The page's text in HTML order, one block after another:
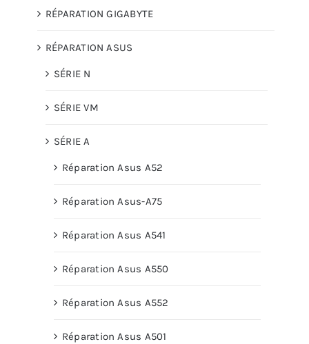
RÉPARATION GIGABYTE
RÉPARATION ASUS
SÉRIE N
SÉRIE VM
SÉRIE A
Réparation Asus A52
Réparation Asus-A75
Réparation Asus A541
Réparation Asus A550
Réparation Asus A552
Réparation Asus A501